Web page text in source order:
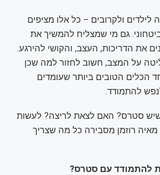
ולקרובים – כל אלו מציפים
גם מי שמצליח להמשיך את
את הדריכות, העצב, והקושי להירגע.
על המצב, חשוב לחזור למה שכן
הכלים הטובים ביותר שעומדים
להתמודד.
סטרס? האם לצאת לריצה? לעשות
מאיה רוזמן מסבירה כל מה שצריך
להתמודד עם סטרס?